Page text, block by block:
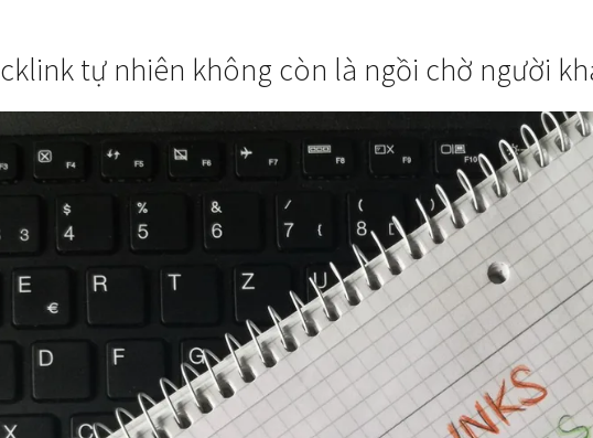
tự nhiên không còn là ngồi chờ người